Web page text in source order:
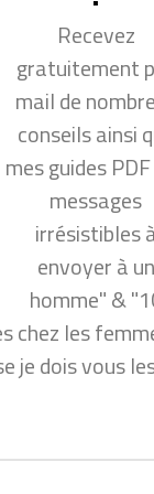
Recevez
gratuitement
mail de
conseils ainsi
mes guides
messages
irrésistibles
envoyer à un
homme" &
chez les
je dois vous